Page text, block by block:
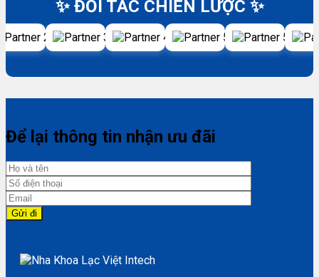
✨ ĐỐI TÁC CHIẾN LƯỢC ✨
Để lại thông tin nhận ưu đãi